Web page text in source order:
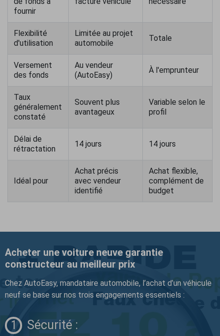
fournir
Flexibilité
d'utilisation
Limitée au projet
automobile
Totale
Versement
des fonds
Au vendeur
(AutoEasy)
À l'emprunteur
Taux
généralement
constaté
Souvent plus
avantageux
Variable selon le
profil
Délai de
rétractation
14 jours 14 jours
Idéal pour
Achat précis
avec vendeur
identifié
Achat flexible,
complément de
budget
Acheter une voiture neuve garantie
constructeur au meilleur prix
Chez AutoEasy, mandataire automobile, l’achat d’un véhicule
neuf se base sur nos trois engagements essentiels :
Sécurité :